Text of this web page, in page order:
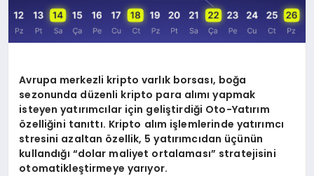
Avrupa merkezli kripto varlık borsası, boğa
sezonunda düzenli kripto para alımı yapmak
isteyen yatırımcılar için geliştirdiği Oto-Yatırım
özelliğini tanıttı. Kripto alım işlemlerinde yatırımcı
stresini azaltan özellik, 5 yatırımcıdan üçünün
kullandığı “dolar maliyet ortalaması” stratejisini
otomatikleştirmeye yarıyor.